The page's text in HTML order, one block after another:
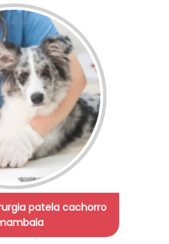
patela cachorro